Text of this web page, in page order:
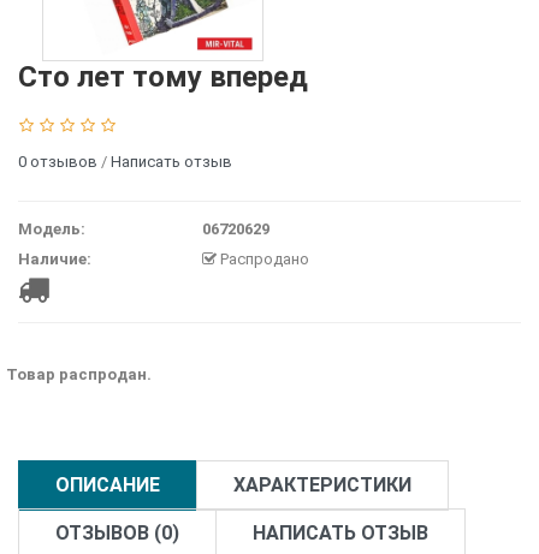
Сто лет тому вперед
0 отзывов / Написать отзыв
Модель:
06720629
Наличие:
Распродано
Товар распродан.
ОПИСАНИЕ ХАРАКТЕРИСТИКИ
ОТЗЫВОВ (0) НАПИСАТЬ ОТЗЫВ